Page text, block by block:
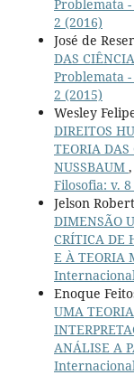
Problemata
2 (2016)
José de
DAS
Problemata
2 (2015)
Wesley
DIREITOS
TEORIA DAS
NUSSBAUM ,
Filosofia: v.
Jelson
DIMENSÃO
CRÍTICA DE
E À TEORIA
Enoque
UMA
ANÁLISE A